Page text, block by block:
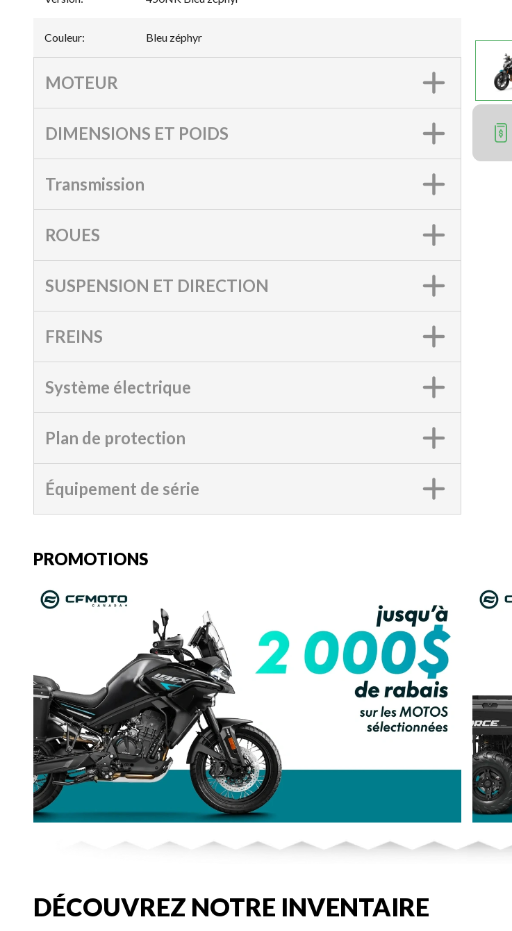
Couleur: Bleu zéphyr
MOTEUR
DIMENSIONS ET POIDS
Transmission
ROUES
SUSPENSION ET DIRECTION
FREINS
Système électrique
Plan de protection
Équipement de série
PROMOTIONS
DÉCOUVREZ NOTRE INVENTAIRE